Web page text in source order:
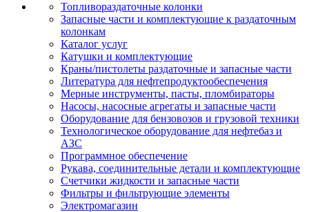
Топливораздаточные колонки
Запасные части и комплектующие к раздаточным
колонкам
Каталог услуг
Катушки и комплектующие
Краны/пистолеты раздаточные и запасные части
Литература для нефтепродуктообеспечения
Мерные инструменты, пасты, пломбираторы
Насосы, насосные агрегаты и запасные части
Оборудование для бензовозов и грузовой техники
Технологическое оборудование для нефтебаз и
АЗС
Программное обеспечение
Рукава, соединительные детали и комплектующие
Счетчики жидкости и запасные части
Фильтры и фильтрующие элементы
Электромагазин